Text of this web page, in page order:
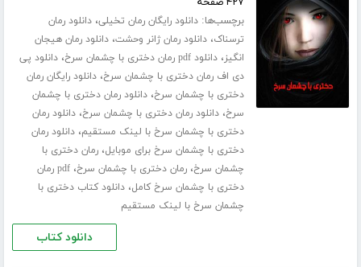
برچسب‌ها:دانلود رایگان رمان تخیلی،دانلود رمان
ترسناک،دانلود رمان ژانر وحشت،دانلود رمان هیجان
انگیز،دانلود pdf رمان دختری با چشمان سرخ ،دانلود پی
دی اف رمان دختری با چشمان سرخ،دانلود رایگان رمان
دختری با چشمان سرخ،دانلود رمان دختری با چشمان
سرخ،دانلود رمان دختری با چشمان سرخ،دانلود رمان
دختری با چشمان سرخ با لینک مستقیم،دانلود رمان
دختری با چشمان سرخ برای موبایل،رمان دختری با
چشمان سرخ،رمان دختری با چشمان سرخ،
pdf رمان
دختری با چشمان سرخ کامل،دانلود کتاب دختری با
چشمان سرخ با لینک مستقیم
دانلود کتاب